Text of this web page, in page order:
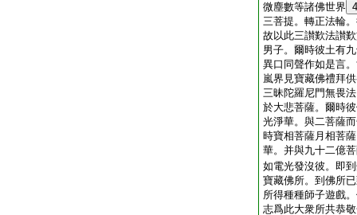
微塵數等諸佛世界 4
三菩提。轉正法輪
故以此三讃歎法讃
男子。爾時彼土有
異口同聲作如是言
嵐界見寶藏佛禮拜
三昧陀羅尼門無畏
於大悲菩薩。爾時
光淨華。與二菩薩
時寶相菩薩月相菩
華。并與九十二億
如電光發沒彼。即
寶藏佛所。到佛所
所得種種師子遊戲
志爲此大衆所共恭